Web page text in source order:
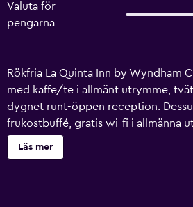
Valuta för
pengarna
Rökfria La Quinta Inn by Wyndham
med kaffe/te i allmänt utrymme,
dygnet runt-öppen reception.
frukostbuffé, gratis wi-fi i allmänna
avgiftsfri parkering. Dessutom
för husbil, buss och lastbil och ett
Läs mer